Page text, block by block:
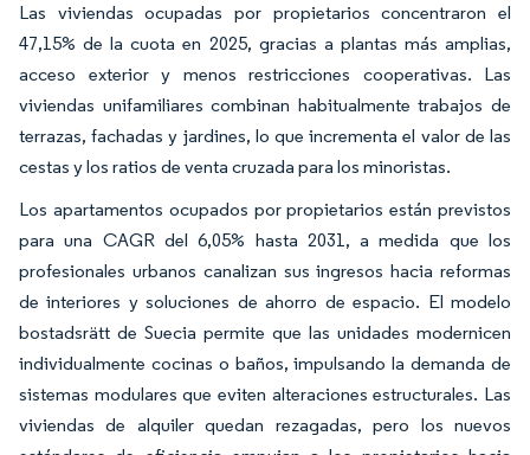
Las viviendas ocupadas por propietarios concentraron el
47,15% de la cuota en 2025, gracias a plantas más amplias,
acceso exterior y menos restricciones cooperativas. Las
viviendas unifamiliares combinan habitualmente trabajos de
terrazas, fachadas y jardines, lo que incrementa el valor de las
cestas y los ratios de venta cruzada para los minoristas.
Los apartamentos ocupados por propietarios están previstos
para una CAGR del 6,05% hasta 2031, a medida que los
profesionales urbanos canalizan sus ingresos hacia reformas
de interiores y soluciones de ahorro de espacio. El modelo
bostadsrätt de Suecia permite que las unidades modernicen
individualmente cocinas o baños, impulsando la demanda de
sistemas modulares que eviten alteraciones estructurales. Las
viviendas de alquiler quedan rezagadas, pero los nuevos